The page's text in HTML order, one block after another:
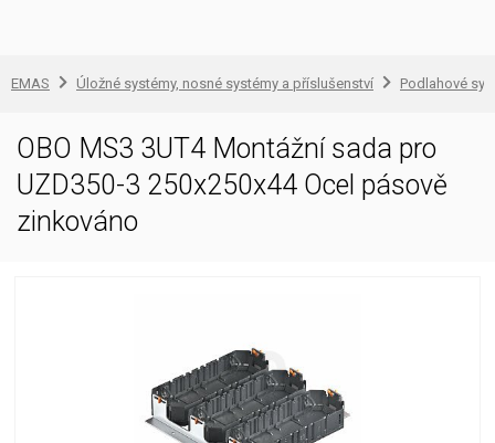
EMAS Úložné systémy, nosné systémy a příslušenství Podlahové
OBO MS3 3UT4 Montážní sada pro
UZD350-3 250x250x44 Ocel pásově
zinkováno